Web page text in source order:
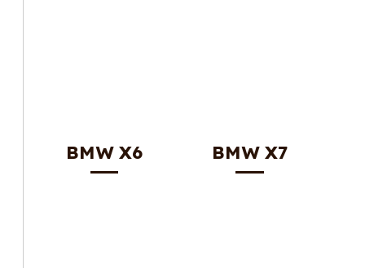
BMW X6 BMW X7